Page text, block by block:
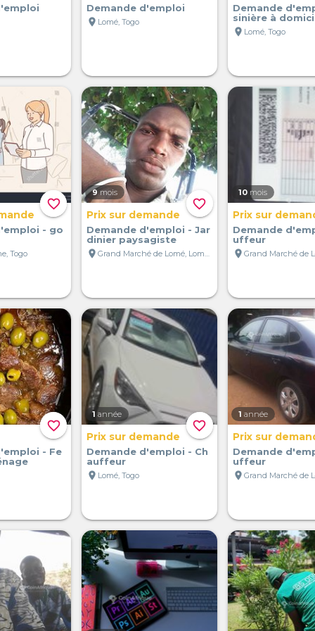
Demande d'emploi
location_on Lomé, Togo
Demande
sinière à
location_on Lomé, Togo
favorite_border
- go
Togo
favorite_border
9 mois
Prix sur demande
Demande d'emploi - Jar
dinier paysagiste
location_on
Grand Marché de Lomé, Lomé, Togo
10 mois
Prix sur
Demande
uffeur
location_on
favorite_border
- Fe
favorite_border
1 année
Prix sur demande
Demande d'emploi - Ch
auffeur
location_on Lomé, Togo
1 année
Prix sur
Demande
uffeur
location_on